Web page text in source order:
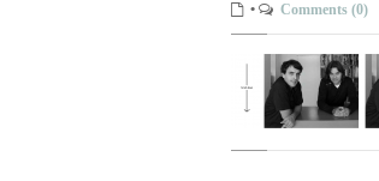
• Comments (0)